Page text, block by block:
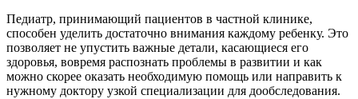
Педиатр, принимающий пациентов в частной клинике,
способен уделить достаточно внимания каждому ребенку. Это
позволяет не упустить важные детали, касающиеся его
здоровья, вовремя распознать проблемы в развитии и как
можно скорее оказать необходимую помощь или направить к
нужному доктору узкой специализации для дообследования.